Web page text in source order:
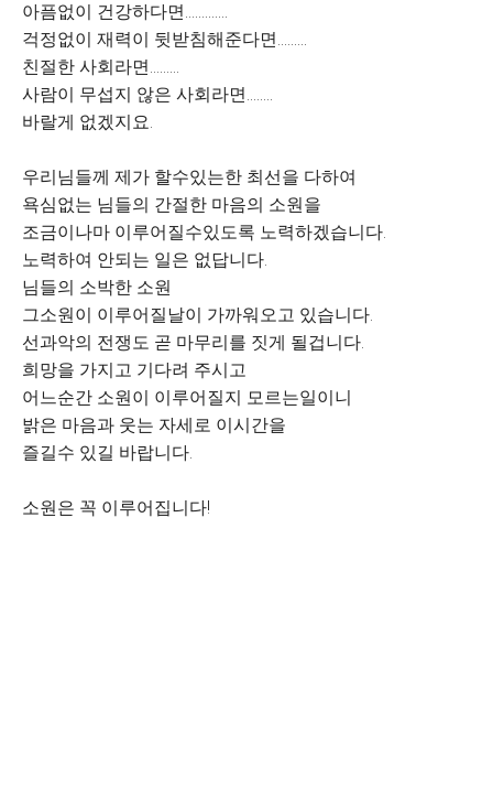
아픔없이 건강하다면.............
걱정없이 재력이 뒷받침해준다면.........
친절한 사회라면.........
사람이 무섭지 않은 사회라면........
바랄게 없겠지요.
우리님들께 제가 할수있는한 최선을 다하여
욕심없는 님들의 간절한 마음의 소원을
조금이나마 이루어질수있도록 노력하겠습니다.
노력하여 안되는 일은 없답니다.
님들의 소박한 소원
그소원이 이루어질날이 가까워오고 있습니다.
선과악의 전쟁도 곧 마무리를 짓게 될겁니다.
희망을 가지고 기다려 주시고
어느순간 소원이 이루어질지 모르는일이니
밝은 마음과 웃는 자세로 이시간을
즐길수 있길 바랍니다.
소원은 꼭 이루어집니다!